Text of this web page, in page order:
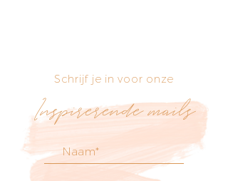
Schrijf je in voor onze
Inspirerende mails